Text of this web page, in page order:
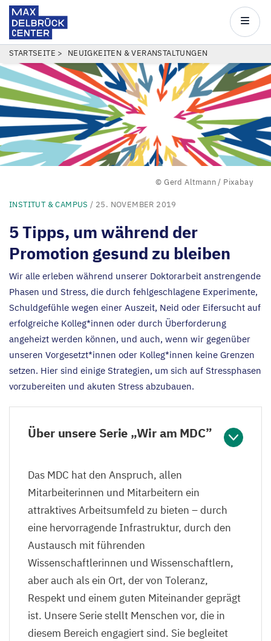
Direkt
zum
Inhalt
Center
Main
PFADNAVIGATION
STARTSEITE NEUIGKEITEN & VERANSTALTUNGEN
© Gerd Altmann / Pixabay
INSTITUT & CAMPUS / 25. NOVEMBER 2019
5Tipps, um während der
Promotion gesund zu bleiben
Wir alle erleben während unserer Doktorarbeit anstrengende
Phasen und Stress, die durch fehlgeschlagene Experimente,
Schuldgefühle wegen einer Auszeit, Neid oder Eifersucht auf
erfolgreiche Kolleg*innen oder durch Überforderung
angeheizt werden können, und auch, wenn wir gegenüber
unseren Vorgesetzt*innen oder Kolleg*innen keine Grenzen
setzen. Hier sind einige Strategien, um sich auf Stressphasen
vorzubereiten und akuten Stress abzubauen.
Über unsere Serie „Wir am MDC”
Das MDC hat den Anspruch, allen
Mitarbeiterinnen und Mitarbeitern ein
attraktives Arbeitsumfeld zu bieten – durch
eine hervorragende Infrastruktur, durch den
Austausch mit führenden
Wissenschaftlerinnen und Wissenschaftlern,
aber auch als ein Ort, der von Toleranz,
Respekt und einem guten Miteinander geprägt
ist. Unsere Serie stellt Menschen vor, die in
diesem Bereich engagiert sind. Sie begleitet